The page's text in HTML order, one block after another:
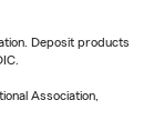
Deposit products
Association,